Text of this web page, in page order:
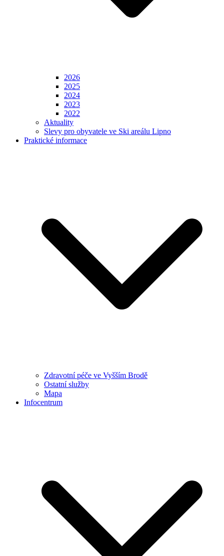
2026
2025
2024
2023
2022
Aktuality
Slevy pro obyvatele ve Ski areálu Lipno
Praktické informace
Zdravotní péče ve Vyšším Brodě
Ostatní služby
Mapa
Infocentrum